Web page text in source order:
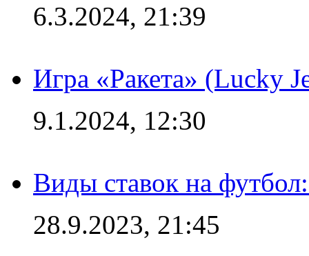
6.3.2024, 21:39
Игра «Ракета» (Lucky
9.1.2024, 12:30
Виды ставок на
28.9.2023, 21:45